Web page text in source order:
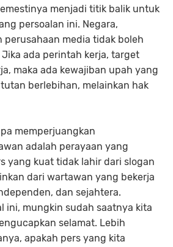
menjadi titik balik untuk
persoalan ini. Negara,
perusahaan media tidak boleh
ada perintah kerja, target
maka ada kewajiban upah yang
berlebihan, melainkan hak
memperjuangkan
adalah perayaan yang
yang kuat tidak lahir dari slogan
dari wartawan yang bekerja
dan sejahtera.
ini, mungkin sudah saatnya kita
selamat. Lebih
apakah pers yang kita